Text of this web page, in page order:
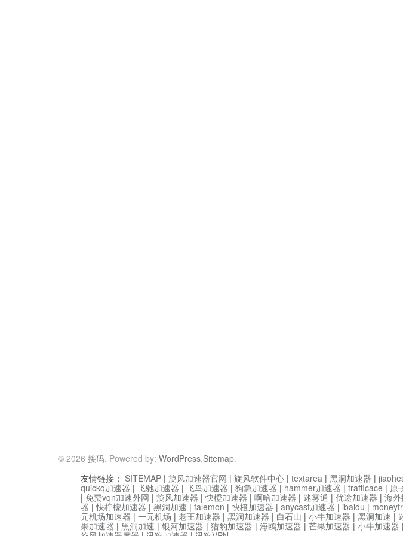
© 2026 接码. Powered by: WordPress.Sitemap.
友情链接： SITEMAP | 旋风加速器官网 | 旋风软件中心 | textarea | 黑洞加速器 |
quickq加速器 | 飞驰加速器 | 飞鸟加速器 | 狗急加速器 | hammer加速器 | trafficace | 原
| 免费vqn加速外网 | 旋风加速器 |快橙加速器 | 啊哈加速器 | 迷雾通 | 优途加速器 | 海外
器 |快柠檬加速器 | 黑洞加速 | falemon |快橙加速器 | anycast加速器 | ibaidu |
元机场加速器 | 一元机场 | 老王加速器 | 黑洞加速器 | 白石山 | 小牛加速器 | 黑洞加速 |
果加速器 | 黑洞加速 | 银河加速器 | 猎豹加速器 | 海鸥加速器 | 芒果加速器 | 小牛加速器 |